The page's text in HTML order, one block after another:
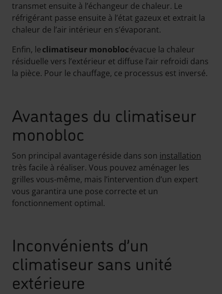
transmet ensuite à l’échangeur de chaleur. Le
réfrigérant passe ensuite à l’état gazeux et extrait la
chaleur de l’air intérieur en s’évaporant.
Enfin, leclimatiseur monoblocévacue la chaleur
résiduelle vers l’extérieur et diffuse l’air refroidi dans
la pièce. Pour le chauffage, ce processus est inversé.
Avantages du climatiseur
monobloc
Son principal avantage réside dans son installation
très facile à réaliser. Vous pouvez aménager les
grilles vous-même, mais l’intervention d’un expert
vous garantira une pose correcte et un
fonctionnement optimal.
Inconvénients d’un
climatiseur sans unité
extérieure